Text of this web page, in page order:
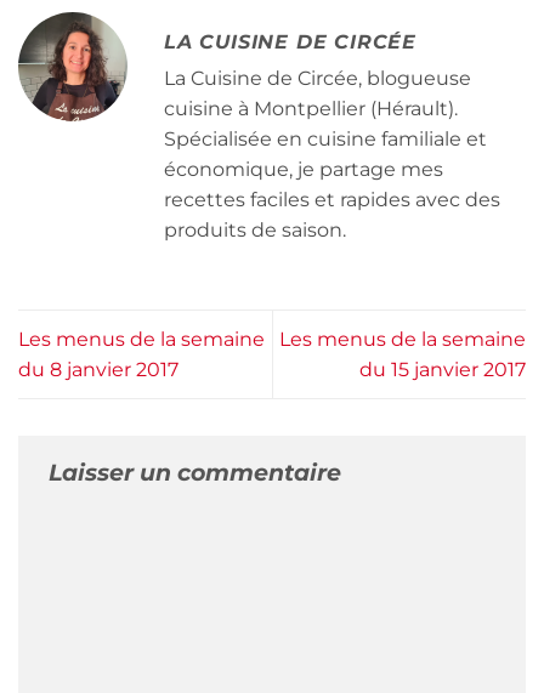
LA CUISINE DE CIRCÉE
La Cuisine de Circée, blogueuse
cuisine à Montpellier (Hérault).
Spécialisée en cuisine familiale et
économique, je partage mes
recettes faciles et rapides avec des
produits de saison.
Les menus de la semaine
du 8 janvier 2017
Les menus de la semaine
du 15 janvier 2017
Laisser un commentaire